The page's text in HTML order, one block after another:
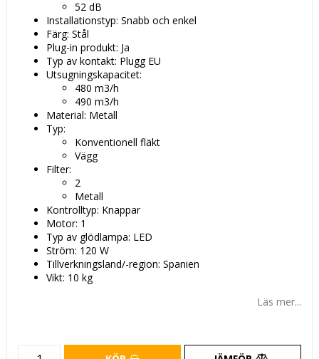
52 dB
Installationstyp: Snabb och enkel
Färg: Stål
Plug-in produkt: Ja
Typ av kontakt: Plugg EU
Utsugningskapacitet:
480 m3/h
490 m3/h
Material: Metall
Typ:
Konventionell fläkt
Vägg
Filter:
2
Metall
Kontrolltyp: Knappar
Motor: 1
Typ av glödlampa: LED
Ström: 120 W
Tillverkningsland/-region: Spanien
Vikt: 10 kg
Läs mer...